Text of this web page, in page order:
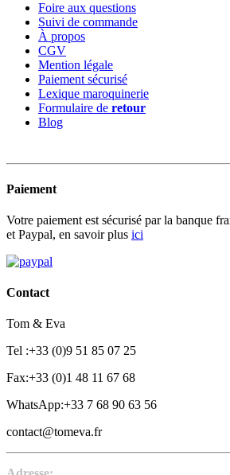
Foire aux questions
Suivi de commande
À propos
CGV
Mention légale
Paiement sécurisé
Lexique maroquinerie
Formulaire de retour
Blog
Paiement
Votre paiement est sécurisé par la banque
et Paypal, en savoir plus ici
Contact
Tom & Eva
Tel :+33 (0)9 51 85 07 25
Fax:+33 (0)1 48 11 67 68
WhatsApp:+33 7 68 90 63 56
contact@tomeva.fr